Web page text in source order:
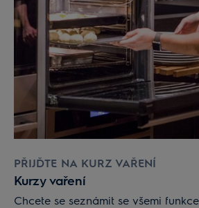
PŘIJĎTE NA KURZ VAŘENÍ
Kurzy vaření
Chcete se seznámit se všemi